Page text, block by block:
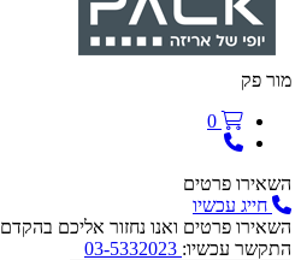
מור פק
0
השאירו פרטים
חייג עכשיו
השאירו פרטים ואנו נחזור אליכם בהקדם
התקשר עכשיו: